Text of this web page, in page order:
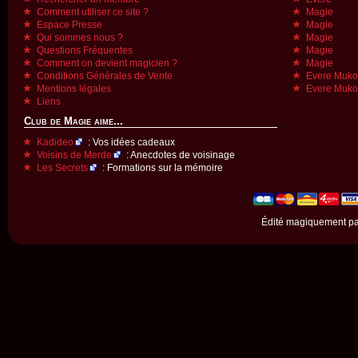
Comment utiliser ce site ?
Espace Presse
Qui sommes nous ?
Questions Fréquentes
Comment on devient magicien ?
Conditions Générales de Vente
Mentions légales
Liens
Club de Magie aime...
Kadideo
: Vos idées cadeaux
Voisins de Merde
: Anecdotes de voisinage
Les Secrets
: Formations sur la mémoire
Magie
Magie
Magie
Magie
Magie
Evere
Evere
Édité magiquement